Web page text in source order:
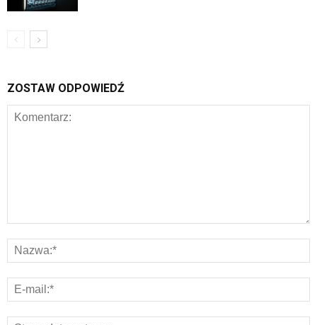
ZOSTAW ODPOWIEDŹ